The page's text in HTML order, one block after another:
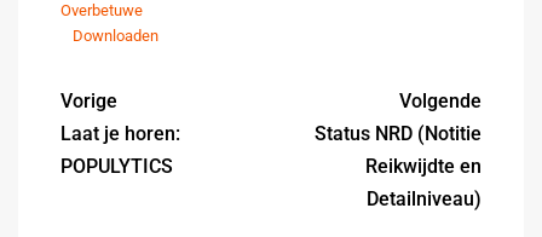
Overbetuwe
Downloaden
Vorige
Laat je horen:
POPULYTICS
Volgende
Status NRD (Notitie
Reikwijdte en
Detailniveau)